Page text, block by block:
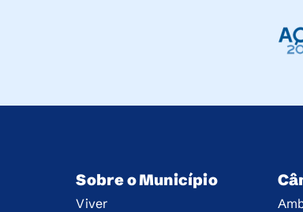
Sobre o Município
Viver